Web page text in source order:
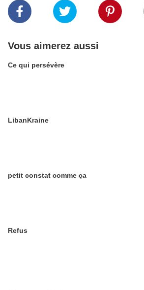
Vous aimerez aussi
Ce qui persévère
LibanKraine
petit constat comme ça
Refus